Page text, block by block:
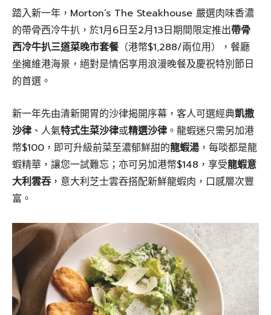
踏入新一年，Morton’s The Steakhouse 嚴選肉味香濃
的帶骨西冷牛扒，於1月6日至2月13日期間限定推出帶骨
西冷牛扒三道菜晚市套餐（港幣$1,288/兩位用），餐廳
坐擁維港海景，絕對是情侶享用浪漫晚餐及慶祝特別節日
的首選。
新一年先由清新開胃的沙律揭開序幕，客人可選經典凱撒
沙律 、人氣特式生菜沙律或精選沙律 。龍蝦迷只需另加港
幣$100，即可升級前菜至濃郁鮮甜的龍蝦湯 ，每啖都是龍
蝦精華，讓您一試難忘；亦可另加港幣$148，享受龍蝦意
大利雲吞，意大利芝士雲吞搭配新鮮龍蝦肉，口感層次豐
富。